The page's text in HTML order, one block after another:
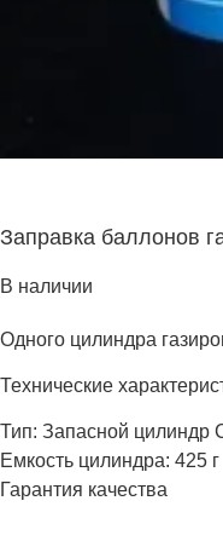
Заправка баллонов
В наличии
Одного цилиндра
Технические
Тип: Запасной цилиндр
Емкость цилиндра: 425 г
Гарантия качества